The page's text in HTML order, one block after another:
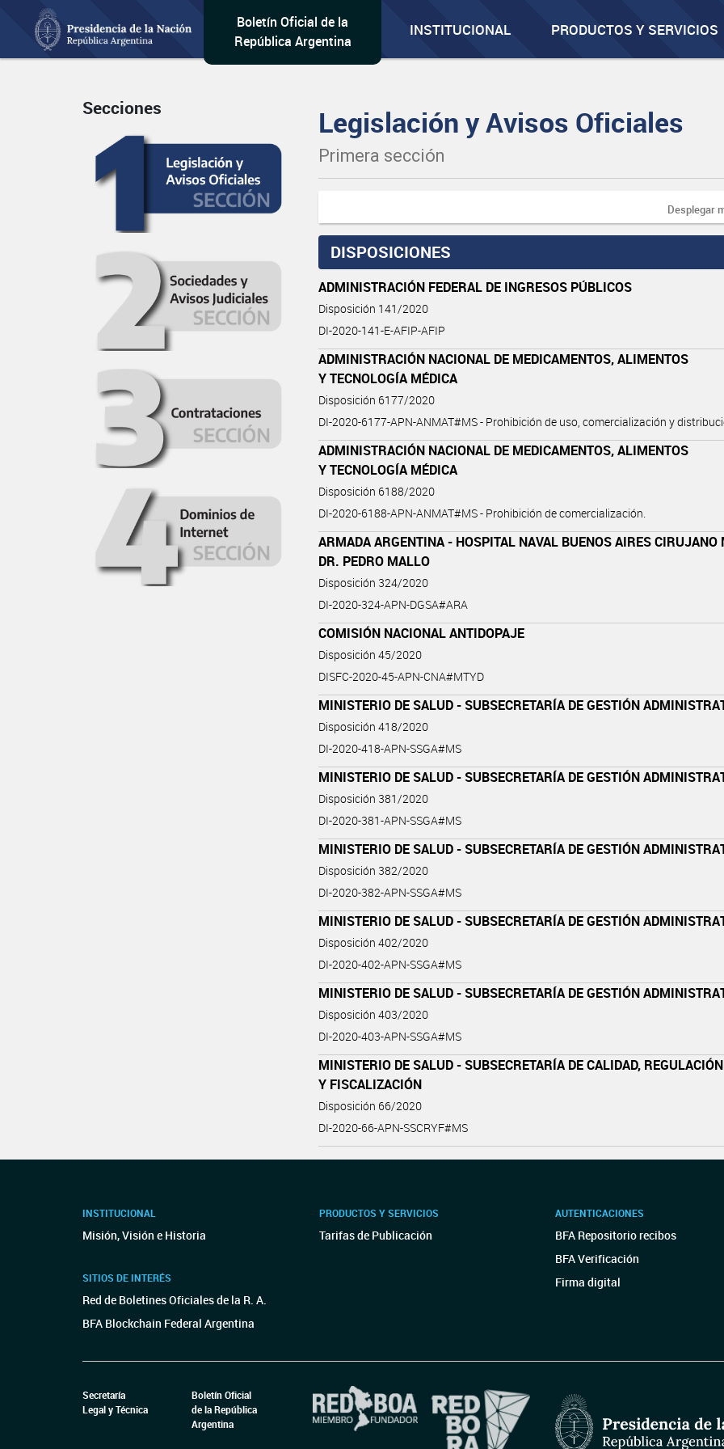
Boletín Oficial de la
República Argentina
INSTITUCIONAL PRODUCTOS Y SERVICIOS
Secciones Legislación y Avisos Oficiales
Primera sección
Desplegar
DISPOSICIONES
ADMINISTRACIÓN FEDERAL DE INGRESOS PÚBLICOS
Disposición 141/2020
DI-2020-141-E-AFIP-AFIP
ADMINISTRACIÓN NACIONAL DE MEDICAMENTOS, ALIMENTOS
Y TECNOLOGÍA MÉDICA
Disposición 6177/2020
DI-2020-6177-APN-ANMAT#MS - Prohibición de uso, comercialización y
ADMINISTRACIÓN NACIONAL DE MEDICAMENTOS, ALIMENTOS
Y TECNOLOGÍA MÉDICA
Disposición 6188/2020
DI-2020-6188-APN-ANMAT#MS - Prohibición de comercialización.
ARMADA ARGENTINA - HOSPITAL NAVAL BUENOS AIRES CIRUJANO
DR. PEDRO MALLO
Disposición 324/2020
DI-2020-324-APN-DGSA#ARA
COMISIÓN NACIONAL ANTIDOPAJE
Disposición 45/2020
DISFC-2020-45-APN-CNA#MTYD
MINISTERIO DE SALUD - SUBSECRETARÍA DE GESTIÓN
Disposición 418/2020
DI-2020-418-APN-SSGA#MS
MINISTERIO DE SALUD - SUBSECRETARÍA DE GESTIÓN
Disposición 381/2020
DI-2020-381-APN-SSGA#MS
MINISTERIO DE SALUD - SUBSECRETARÍA DE GESTIÓN
Disposición 382/2020
DI-2020-382-APN-SSGA#MS
MINISTERIO DE SALUD - SUBSECRETARÍA DE GESTIÓN
Disposición 402/2020
DI-2020-402-APN-SSGA#MS
MINISTERIO DE SALUD - SUBSECRETARÍA DE GESTIÓN
Disposición 403/2020
DI-2020-403-APN-SSGA#MS
MINISTERIO DE SALUD - SUBSECRETARÍA DE CALIDAD, REGULACIÓN
Y FISCALIZACIÓN
Disposición 66/2020
DI-2020-66-APN-SSCRYF#MS
INSTITUCIONAL
Misión, Visión e Historia
SITIOS DE INTERÉS
Red de Boletines Oficiales de la R. A.
BFA Blockchain Federal Argentina
PRODUCTOS Y SERVICIOS
Tarifas de Publicación
AUTENTICACIONES
BFA Repositorio recibos
BFA Verificación
Firma digital
Secretaría
Legal y Técnica
Boletín Oficial
de la República
Argentina